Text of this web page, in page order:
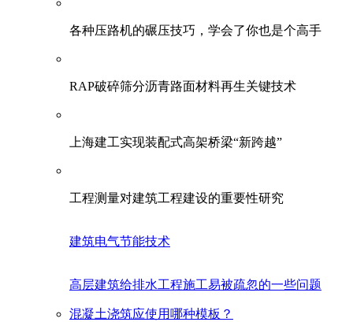
各种压路机的碾压技巧，学会了你也是个高手
RAP破碎筛分沥青路面材料再生关键技术
上海建工实现装配式高架桥梁“新跨越”
工程测量对建筑工程建设的重要性研究
建筑电气节能技术
高层建筑给排水工程施工易被疏忽的一些问题
混凝土浇筑应使用哪种模板？